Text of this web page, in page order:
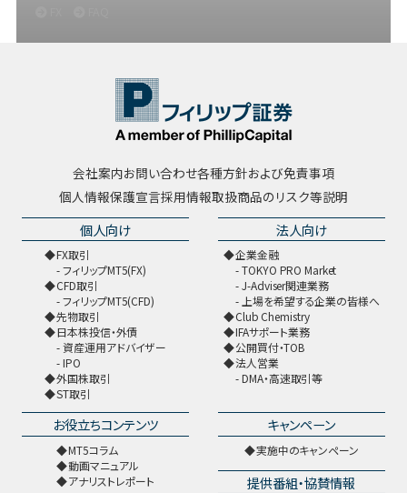
会社案内お問い合わせ各種方針および免責事項
個人情報保護宣言採用情報取扱商品のリスク等説明
個人向け
FX取引
フィリップMT5(FX)
CFD取引
フィリップMT5(CFD)
先物取引
日本株投信・外債
資産運用アドバイザー
IPO
外国株取引
ST取引
法人向け
企業金融
TOKYO PRO Market
J-Adviser関連業務
上場を希望する企業の皆様へ
Club Chemistry
IFAサポート業務
公開買付・TOB
法人営業
DMA・高速取引等
お役立ちコンテンツ
MT5コラム
動画マニュアル
アナリストレポート
キャンペーン
実施中のキャンペーン
提供番組・協賛情報